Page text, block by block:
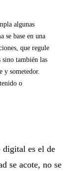
algunas
se base en una
que regule
también las
y sometedor.
o
digital es el de
se acote, no se